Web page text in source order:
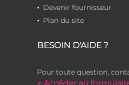
Devenir fournisseur
Plan du site
BESOIN D'AIDE ?
Pour toute question,